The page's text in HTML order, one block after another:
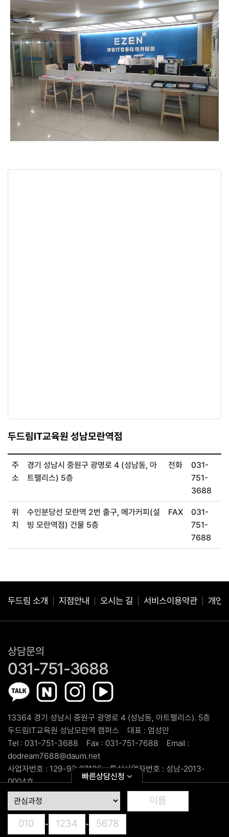
두드림IT교육원 성남모란역점
주
소
경기 성남시 중원구 광명로 4 (성남동, 아
트팰리스) 5층
전화
031-
751-
3688
위
치
수인분당선 모란역 2번 출구, 메가커피(설
빙 모란역점) 건물 5층
FAX
031-
751-
7688
두드림 소개 지점안내 오시는 길 서비스이용약관 개인
상담문의
031-751-3688
13364 경기 성남시 중원구 광명로 4 (성남동, 아트팰리스). 5층
두드림IT교육원 성남모란역 캠퍼스
대표 : 엄성만
Tel : 031-751-3688 Fax : 031-751-7688
Email :
dodream7688@daum.net
사업자번호 : 129-92-27135 통신사업자번호 : 성남-2013-
0004호
copyright ©두드림IT교육원 성남모란역 캠퍼스.All Rights
Reserved.
빠른상담신청
- -